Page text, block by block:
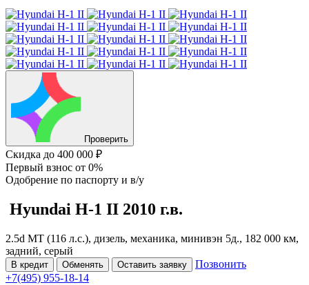
Проверить
Скидка до 400 000 ₽
Первый взнос от 0%
Одобрение по паспорту и в/у
Hyundai H-1 II 2010 г.в.
2.5d MT (116 л.с.), дизель, механика, минивэн 5д., 182 000 км,
задний, серый
В кредит Обменять Оставить заявку
Позвонить
+7(495) 955-18-14